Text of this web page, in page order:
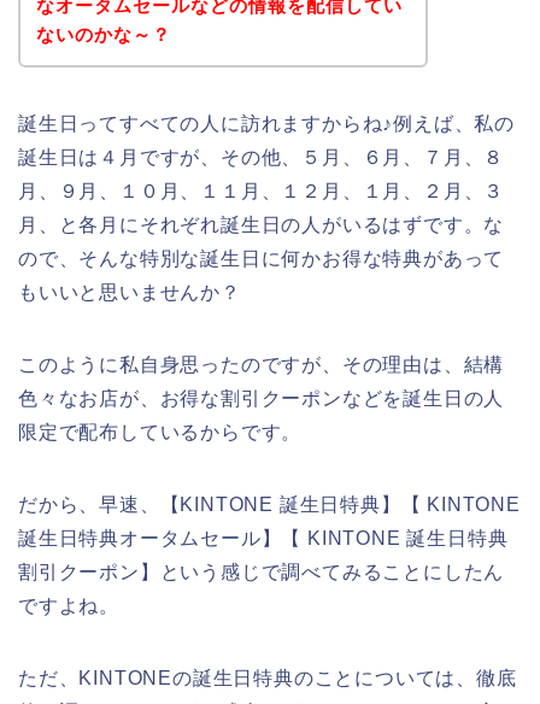
なオータムセールなどの情報を配信してい
ないのかな～？
誕生日ってすべての人に訪れますからね♪例えば、私の
誕生日は４月ですが、その他、５月、６月、７月、８
月、９月、１０月、１１月、１２月、１月、２月、３
月、と各月にそれぞれ誕生日の人がいるはずです。な
ので、そんな特別な誕生日に何かお得な特典があって
もいいと思いませんか？
このように私自身思ったのですが、その理由は、結構
色々なお店が、お得な割引クーポンなどを誕生日の人
限定で配布しているからです。
だから、早速、【KINTONE 誕生日特典】【 KINTONE
誕生日特典オータムセール】【 KINTONE 誕生日特典
割引クーポン】という感じで調べてみることにしたん
ですよね。
ただ、KINTONEの誕生日特典のことについては、徹底